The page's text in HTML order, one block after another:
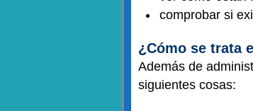
comprobar si
¿Cómo se trata
Además de
siguientes cosas: